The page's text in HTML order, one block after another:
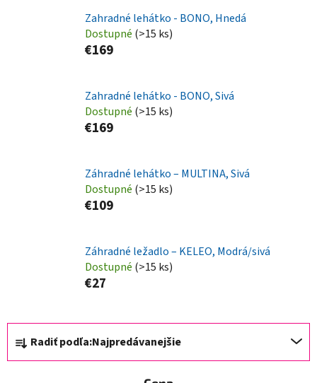
Zahradné lehátko - BONO, Hnedá
Dostupné (>15 ks)
€169
Zahradné lehátko - BONO, Sivá
Dostupné (>15 ks)
€169
Záhradné lehátko – MULTINA, Sivá
Dostupné (>15 ks)
€109
Záhradné ležadlo – KELEO, Modrá/sivá
Dostupné (>15 ks)
€27
R
a
d
Radiť podľa:Najpredávanejšie